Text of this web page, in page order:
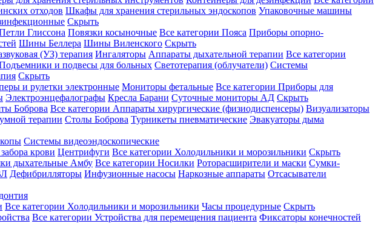
отходов Шкафы для хранения стерильных эндоскопов Упаковочные машины
Скрыть
Глиссона Повязки косыночные Все категории Пояса Приборы опорно-
Шины Беллера Шины Виленского Скрыть
(УЗ) терапия Ингаляторы Аппараты дыхательной терапии Все категории
и подвесы для больных Светотерапия (облучатели) Системы
Скрыть
и рулетки электронные Мониторы фетальные Все категории Приборы для
Электроэнцефалографы Кресла Барани Суточные мониторы АД Скрыть
Боброва Все категории Аппараты хирургические (физиодиспенсеры) Визуализаторы
терапии Столы Боброва Турникеты пневматические Эвакуаторы дыма
Системы видеоэндоскопические
крови Центрифуги Все категории Холодильники и морозильники Скрыть
дыхательные Амбу Все категории Носилки Роторасширители и маски Сумки-
Дефибрилляторы Инфузионные насосы Наркозные аппараты Отсасыватели
Все категории Холодильники и морозильники Часы процедурные Скрыть
Все категории Устройства для перемещения пациента Фиксаторы конечностей